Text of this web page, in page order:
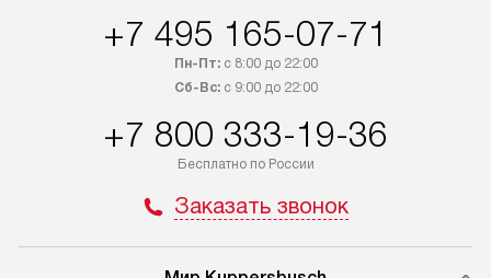
+7 495 165-07-71
Пн-Пт:с 8:00 до 22:00
Сб-Вс:с 9:00 до 22:00
+7 800 333-19-36
Бесплатно по России
Заказать звонок